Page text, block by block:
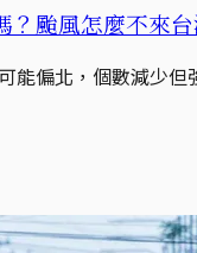
？颱風怎麼不來
能偏北，個數減少